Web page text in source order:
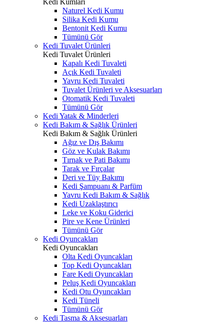
Kedi Kumları
Naturel Kedi Kumu
Silika Kedi Kumu
Bentonit Kedi Kumu
Tümünü Gör
Kedi Tuvalet Ürünleri
Kedi Tuvalet Ürünleri
Kapalı Kedi Tuvaleti
Açık Kedi Tuvaleti
Yavru Kedi Tuvaleti
Tuvalet Ürünleri ve Aksesuarları
Otomatik Kedi Tuvaleti
Tümünü Gör
Kedi Yatak & Minderleri
Kedi Bakım & Sağlık Ürünleri
Kedi Bakım & Sağlık Ürünleri
Ağız ve Dış Bakımı
Göz ve Kulak Bakımı
Tırnak ve Pati Bakımı
Tarak ve Fırçalar
Deri ve Tüy Bakımı
Kedi Şampuanı & Parfüm
Yavru Kedi Bakım & Sağlık
Kedi Uzaklaştırıcı
Leke ve Koku Giderici
Pire ve Kene Ürünleri
Tümünü Gör
Kedi Oyuncakları
Kedi Oyuncakları
Olta Kedi Oyuncakları
Top Kedi Oyuncakları
Fare Kedi Oyuncakları
Peluş Kedi Oyuncakları
Kedi Otu Oyuncakları
Kedi Tüneli
Tümünü Gör
Kedi Tasma & Aksesuarları